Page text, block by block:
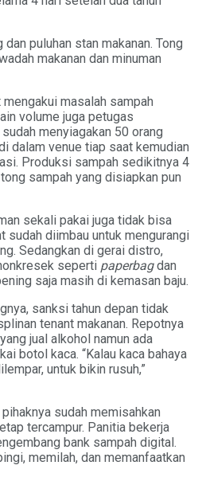
puluhan stan makanan. Tong
makanan dan minuman
masalah sampah
volume juga petugas
menyiagakan 50 orang
dalam venue tiap saat kemudian
Produksi sampah sedikitnya 4
sampah yang disiapkan pun
sekali pakai juga tidak bisa
sudah diimbau untuk mengurangi
Sedangkan di gerai distro,
seperti paperbagdan
saja masih di kemasan baju.
sanksi tahun depan tidak
tenant makanan. Repotnya
jual alkohol namun ada
botol kaca. “Kalau kaca bahaya
untuk bikin rusuh,”
sudah memisahkan
tercampur. Panitia bekerja
bank sampah digital.
memilah, dan memanfaatkan